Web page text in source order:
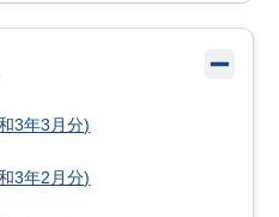
3年3月分)
3年2月分)